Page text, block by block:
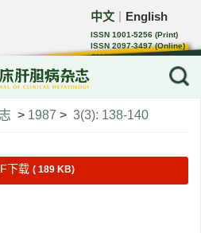
中文 English
ISSN 1001-5256 (Print)
ISSN 2097-3497 (Online)
CN 22-1108/R
> 1987 > 3(3): 138-140
下载 ( 189 KB)